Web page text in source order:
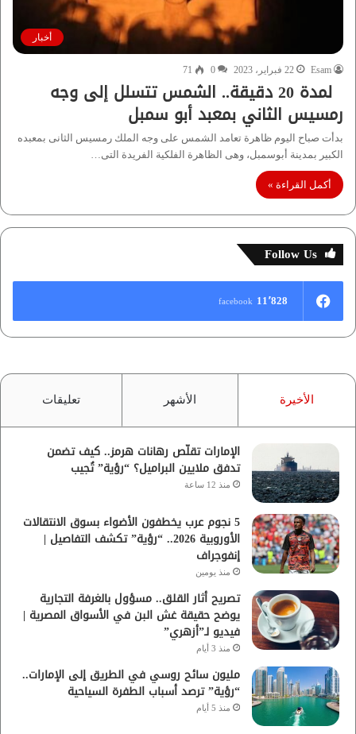
أخبار
Esam 22 فبراير، 2023 0
71
لمدة 20 دقيقة.. الشمس تتسلل إلى وجه
رمسيس الثاني بمعبد أبو سمبل
بدأت صباح اليوم ظاهرة تعامد الشمس على وجه الملك رمسيس الثانى بمعبده
الكبير بمدينة أبوسمبل، وهى الظاهرة الفلكية الفريدة التى…
أكمل القراءة »
Follow Us
11٬828 facebook
الأخيرة الأشهر تعليقات
الإمارات تقلّص رهانات هرمز.. كيف تضمن
تدفق ملايين البراميل؟ “رؤية” تُجيب
منذ 12 ساعة
5 نجوم عرب يخطفون الأضواء بسوق الانتقالات
الأوروبية 2026.. “رؤية” تكشف التفاصيل |
إنفوجراف
منذ يومين
تصريح أثار القلق.. مسؤول بالغرفة التجارية
يوضح حقيقة غش البن في الأسواق المصرية |
فيديو لـ”أزهري”
منذ 3 أيام
مليون سائح روسي في الطريق إلى الإمارات..
“رؤية” ترصد أسباب الطفرة السياحية
منذ 5 أيام